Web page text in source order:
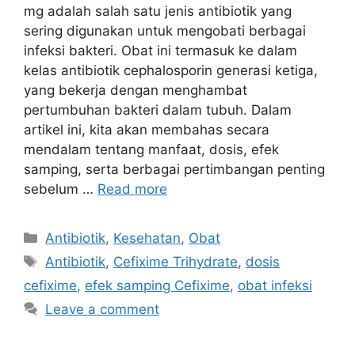
mg adalah salah satu jenis antibiotik yang
sering digunakan untuk mengobati berbagai
infeksi bakteri. Obat ini termasuk ke dalam
kelas antibiotik cephalosporin generasi ketiga,
yang bekerja dengan menghambat
pertumbuhan bakteri dalam tubuh. Dalam
artikel ini, kita akan membahas secara
mendalam tentang manfaat, dosis, efek
samping, serta berbagai pertimbangan penting
sebelum … Read more
Categories
Antibiotik, Kesehatan, Obat
Tags
Antibiotik, Cefixime Trihydrate, dosis
cefixime, efek samping Cefixime, obat infeksi
Leave a comment